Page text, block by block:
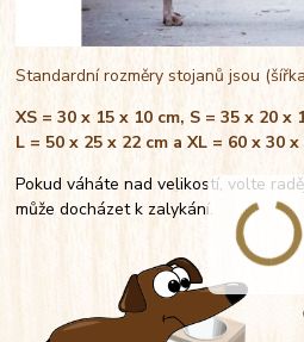
Standardní rozměry stojanů jsou
XS = 30 x 15 x 10 cm, S = 35 x 20 x
L = 50 x 25 x 22 cm a XL = 60 x 30 x
Pokud váháte nad velikostí, volte
může docházet k zalykání.